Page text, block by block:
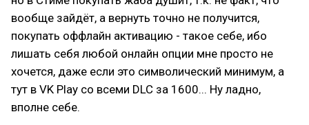
вообще зайдёт, а вернуть точно не получится,
покупать оффлайн активацию - такое себе, ибо
лишать себя любой онлайн опции мне просто не
хочется, даже если это символический минимум, а
тут в VK Play со всеми DLC за 1600... Ну ладно,
вполне себе.